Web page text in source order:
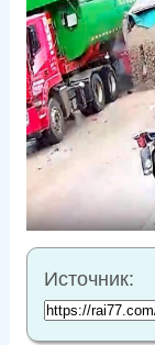
Источник: